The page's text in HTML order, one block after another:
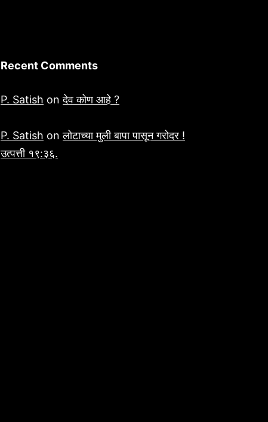
Recent Comments
P. Satish onदेव कोण आहे ?
P. Satish onलोटाच्या मुली बापा पासून गरोदर !
उत्पत्ती १९:३६.